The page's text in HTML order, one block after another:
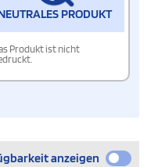
PRODUKT
Produkt ist nicht
anzeigen